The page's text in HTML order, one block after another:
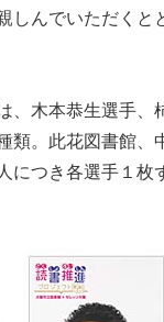
しんでいただくと
、木本恭生選手、
類。此花図書館、
につき各選手１枚